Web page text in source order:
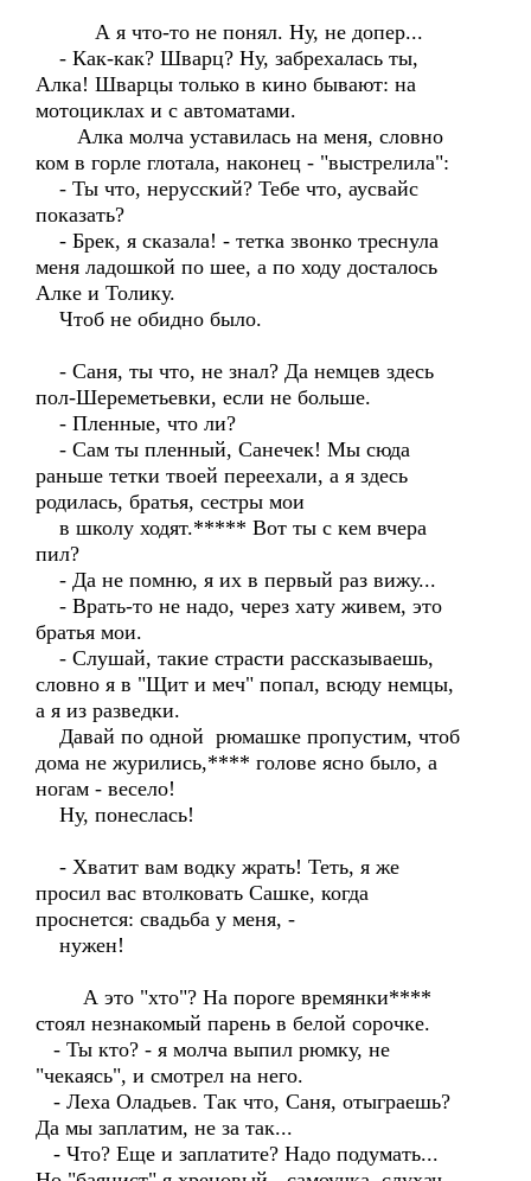
А я что-то не понял. Ну, не допер...
- Как-как? Шварц? Ну, забрехалась ты,
Алка! Шварцы только в кино бывают: на
мотоциклах и с автоматами.
Алка молча уставилась на меня, словно
ком в горле глотала, наконец - "выстрелила":
- Ты что, нерусский? Тебе что, аусвайс
показать?
- Брек, я сказала! - тетка звонко треснула
меня ладошкой по шее, а по ходу досталось
Алке и Толику.
Чтоб не обидно было.
- Саня, ты что, не знал? Да немцев здесь
пол-Шереметьевки, если не больше.
- Пленные, что ли?
- Сам ты пленный, Санечек! Мы сюда
раньше тетки твоей переехали, а я здесь
родилась, братья, сестры мои
в школу ходят.***** Вот ты с кем вчера
пил?
- Да не помню, я их в первый раз вижу...
- Врать-то не надо, через хату живем, это
братья мои.
- Слушай, такие страсти рассказываешь,
словно я в "Щит и меч" попал, всюду немцы,
а я из разведки.
Давай по одной рюмашке пропустим, чтоб
дома не журились,**** голове ясно было, а
ногам - весело!
Ну, понеслась!
- Хватит вам водку жрать! Теть, я же
просил вас втолковать Сашке, когда
проснется: свадьба у меня, -
нужен!
А это "хто"? На пороге времянки****
стоял незнакомый парень в белой сорочке.
- Ты кто? - я молча выпил рюмку, не
"чекаясь", и смотрел на него.
- Леха Оладьев. Так что, Саня, отыграешь?
Да мы заплатим, не за так...
- Что? Еще и заплатите? Надо подумать...